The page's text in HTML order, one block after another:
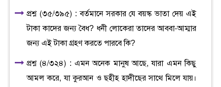
প্রশ্ন (৩৫/৩৯৫) : বর্তমানে সরকার যে বয়স্ক ভাতা দেয় এই
টাকা কাদের জন্য বৈধ? ধনী লোকেরা তাদের আববা-আম্মার
জন্য এই টাকা গ্রহণ করতে পারবে কি?
প্রশ্ন (৪/৩২৪) : এমন অনেক মানুষ আছে, যারা এমন কিছু
আমল করে, যা কুরআন ও ছহীহ হাদীছের সাথে মিলে যায়।